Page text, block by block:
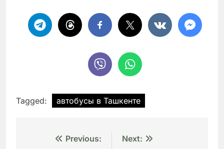
Tagged: автобусы в Ташкенте
Навигация
Previous:
Next: